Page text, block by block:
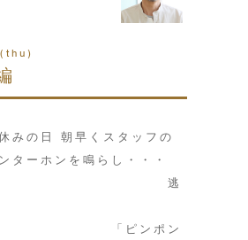
(thu)
朝早くスタッフの
ターホンを鳴らし・・・
ンポン